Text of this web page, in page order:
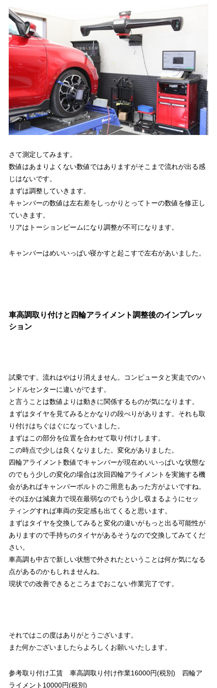
さて測定してみます。
数値はあまりよくない数値ではありますがそこまで流れが出る感
じはないです。
まずは調整していきます。
キャンバーの数値は左右差をしっかりとってトーの数値を修正し
ていきます。
リアはトーションビームになり調整が不可になります。
キャンバーはめいいっぱい寝かすと起こすで左右があいました。
車高調取り付けと四輪アライメント調整後のインプレッ
ション
試乗です。流れはやはり消えません。コンピュータと実走でのハ
ンドルセンターに違いがでます。
と言うことは数値よりは動きに関係するものが気になります。
まずはタイヤを見てみるとかなりの段べりがあります。それも取
り付けはちぐはぐになっていました。
まずはこの部分を位置を合わせて取り付けします。
この時点で少しは良くなりました。変化がありました。
四輪アライメント数値でキャンバーが現在めいいっぱいな状態な
のでもう少しの変化の場合は次回四輪アライメントを実施する機
会があればキャンバーボルトのご用意もあった方がよいですね。
そのほかは減衰力で現在最弱なのでもう少し収まるようにセッ
ティングすれば車両の安定感も出てくると思います。
まずはタイヤを交換してみると変化の違いがもっと出る可能性が
ありますので手持ちのタイヤがあるそうなので交換してみてくだ
さい。
車高調も中古で新しい状態で外されたということは何か気になる
点があるのかもしれませんね。
現状での改善できるところまでおこない作業完了です。
それではこの度はありがとうございます。
また何かございましたらよろしくお願いいたします。
参考取り付け工賃 車高調取り付け作業16000円(税別) 四輪ア
ライメント10000円(税別)